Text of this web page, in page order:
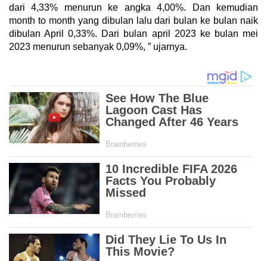
dari 4,33% menurun ke angka 4,00%. Dan kemudian
month to month yang dibulan lalu dari bulan ke bulan naik
dibulan April 0,33%. Dari bulan april 2023 ke bulan mei
2023 menurun sebanyak 0,09%, ” ujarnya.